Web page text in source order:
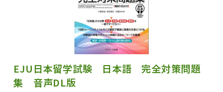
EJU日本留学試験 日本語 完全対策問題
集 音声DL版